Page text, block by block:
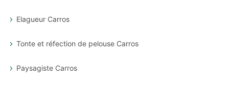
Elagueur Carros
Tonte et réfection de pelouse Carros
Paysagiste Carros